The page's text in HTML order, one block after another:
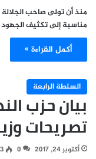
منذ أن تولى صاحب
مناسبة إلى تكثيف
أكمل القراءة »
السلطة الرابعة
بيان حزب
تصريحات
أكتوبر 24, 2017 0